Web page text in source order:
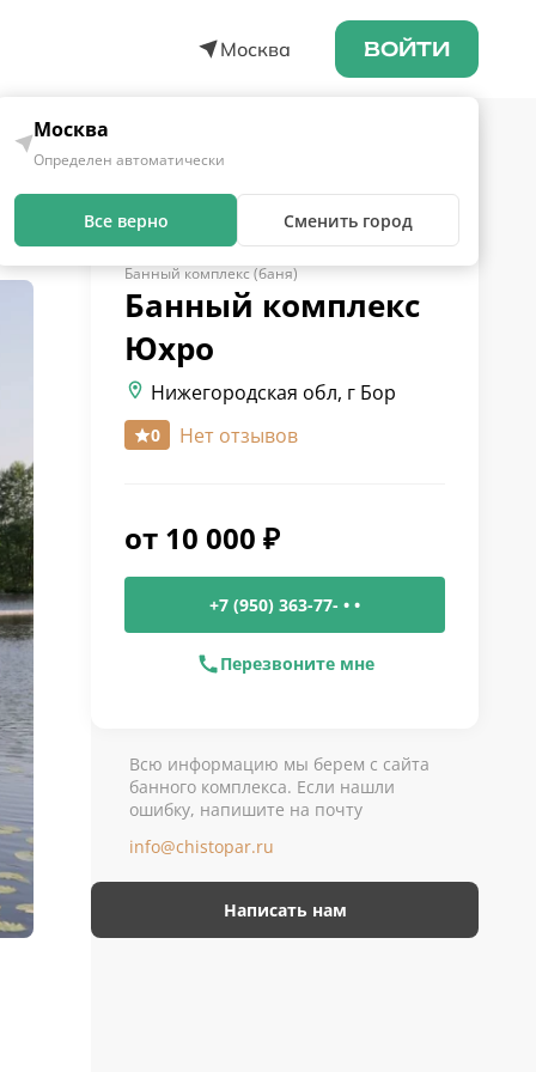
Москва ВОЙТИ
Москва
Определен автоматически
Все верно Сменить город
Банный комплекс (баня)
Банный комплекс
Юхро
Нижегородская обл, г Бор
0 Нет отзывов
от 10 000 ₽
+7 (950) 363-77- • •
Перезвоните мне
Всю информацию мы берем с сайта
банного комплекса. Если нашли
ошибку, напишите на почту
info@chistopar.ru
Написать нам